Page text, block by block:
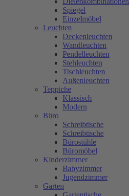
Spiegel
Einzelmöbel
Leuchten
Deckenleuchten
Wandleuchten
Pendelleuchten
Stehleuchten
Tischleuchten
Außenleuchten
Teppiche
Klassisch
Modern
Büro
Schreibtische
Schreibtische
Bürostühle
Büromöbel
Kinderzimmer
Babyzimmer
Jugendzimmer
Garten